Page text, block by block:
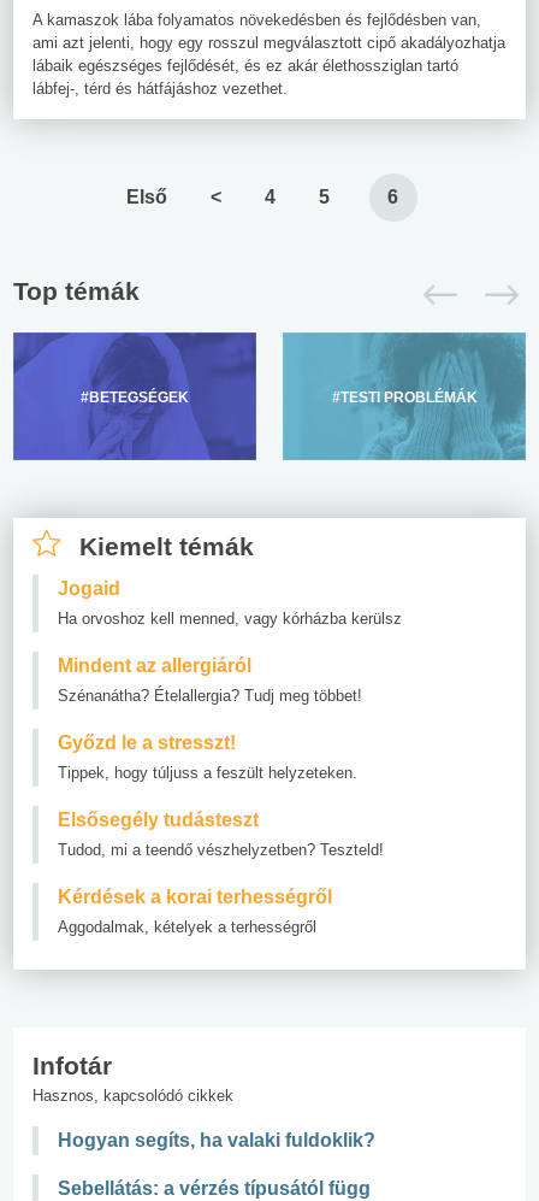
A kamaszok lába folyamatos növekedésben és fejlődésben van,
ami azt jelenti, hogy egy rosszul megválasztott cipő akadályozhatja
lábaik egészséges fejlődését, és ez akár élethossziglan tartó
lábfej-, térd és hátfájáshoz vezethet.
Első < 4 5 6
Top témák
#BETEGSÉGEK #TESTI PROBLÉMÁK
Kiemelt témák
Jogaid
Ha orvoshoz kell menned, vagy kórházba kerülsz
Mindent az allergiáról
Szénanátha? Ételallergia? Tudj meg többet!
Győzd le a stresszt!
Tippek, hogy túljuss a feszült helyzeteken.
Elsősegély tudásteszt
Tudod, mi a teendő vészhelyzetben? Teszteld!
Kérdések a korai terhességről
Aggodalmak, kételyek a terhességről
Infotár
Hasznos, kapcsolódó cikkek
Hogyan segíts, ha valaki fuldoklik?
Sebellátás: a vérzés típusától függ